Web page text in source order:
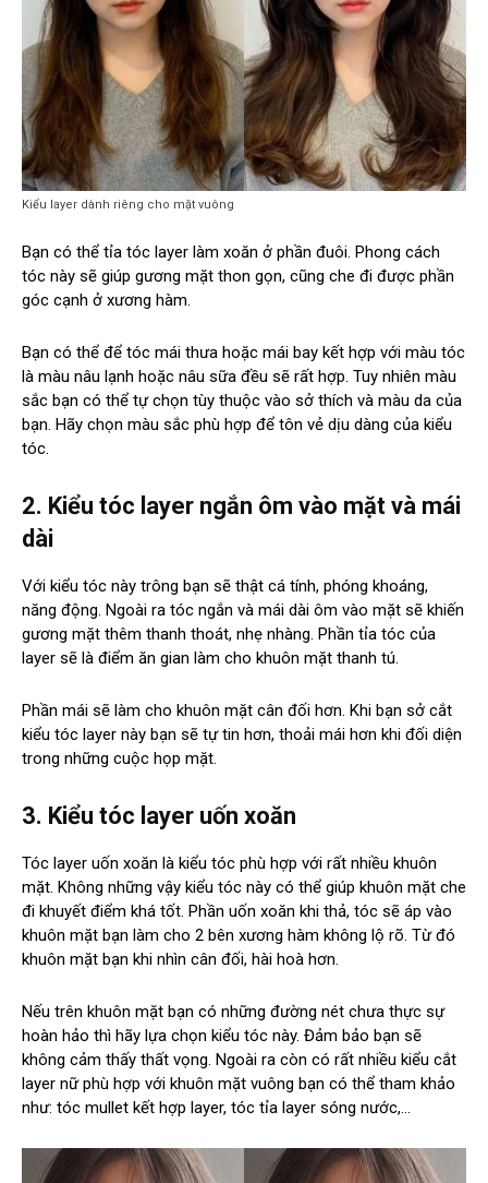
Kiểu layer dành riêng cho mặt vuông
Bạn có thể tỉa tóc layer làm xoăn ở phần đuôi. Phong cách
tóc này sẽ giúp gương mặt thon gọn, cũng che đi được phần
góc cạnh ở xương hàm.
Bạn có thể để tóc mái thưa hoặc mái bay kết hợp với màu tóc
là màu nâu lạnh hoặc nâu sữa đều sẽ rất hợp. Tuy nhiên màu
sắc bạn có thể tự chọn tùy thuộc vào sở thích và màu da của
bạn. Hãy chọn màu sắc phù hợp để tôn vẻ dịu dàng của kiểu
tóc.
2. Kiểu tóc layer ngắn ôm vào mặt và mái
dài
Với kiểu tóc này trông bạn sẽ thật cá tính, phóng khoáng,
năng động. Ngoài ra tóc ngắn và mái dài ôm vào mặt sẽ khiến
gương mặt thêm thanh thoát, nhẹ nhàng. Phần tỉa tóc của
layer sẽ là điểm ăn gian làm cho khuôn mặt thanh tú.
Phần mái sẽ làm cho khuôn mặt cân đối hơn. Khi bạn sở cắt
kiểu tóc layer này bạn sẽ tự tin hơn, thoải mái hơn khi đối diện
trong những cuộc họp mặt.
3. Kiểu tóc layer uốn xoăn
Tóc layer uốn xoăn là kiểu tóc phù hợp với rất nhiều khuôn
mặt. Không những vậy kiểu tóc này có thể giúp khuôn mặt che
đi khuyết điểm khá tốt. Phần uốn xoăn khi thả, tóc sẽ áp vào
khuôn mặt bạn làm cho 2 bên xương hàm không lộ rõ. Từ đó
khuôn mặt bạn khi nhìn cân đối, hài hoà hơn.
Nếu trên khuôn mặt bạn có những đường nét chưa thực sự
hoàn hảo thì hãy lựa chọn kiểu tóc này. Đảm bảo bạn sẽ
không cảm thấy thất vọng. Ngoài ra còn có rất nhiều kiểu cắt
layer nữ phù hợp với khuôn mặt vuông bạn có thể tham khảo
như: tóc mullet kết hợp layer, tóc tỉa layer sóng nước,…